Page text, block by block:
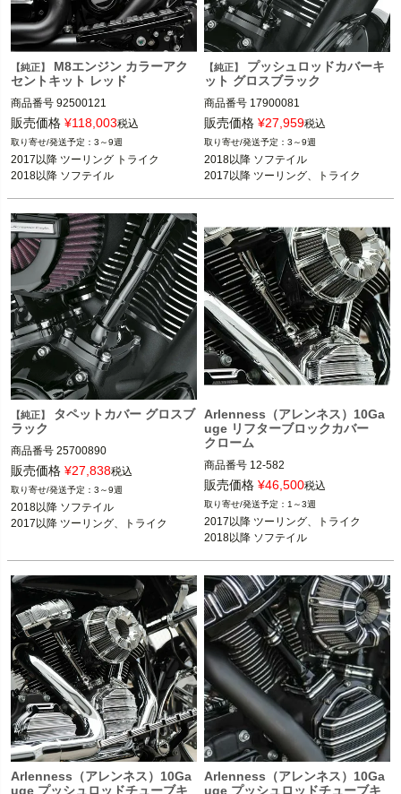
【純正】
M8エンジン カラーアク
セントキット レッド
商品番号 92500121
2017以降 ツーリング トライク
2018以降 ソフテイル
Harley Davidson（ハーレー ダビッド
ソン）
販売価格 ¥118,003税込
3～9週
2017以降 ツーリング トライク
2018以降 ソフテイル
【純正】
プッシュロッドカバーキ
ット グロスブラック
商品番号 17900081
2018以降 ソフテイル
2017以降 ツーリング、トライク
Harley Davidson（ハーレー ダビッド
ソン）
販売価格 ¥27,959税込
3～9週
2018以降 ソフテイル
【純正】
タペットカバー グロスブ
ラック
商品番号 25700890
2018以降 ソフテイル
2017以降 ツーリング、トライク
Harley Davidson（ハーレー ダビッド
販売価格 ¥27,838税込
3～9週
2018以降 ソフテイル
Arlenness（アレンネス）10Ga
uge リフターブロックカバー
クローム
商品番号 12-582
D型番：0940-1660
2017以降 ツーリング、トライク
2018以降 ソフテイル
ARLEN NESS（アレンネス）
販売価格 ¥46,500税込
1～3週
2017以降 ツーリング、トライク
2018以降 ソフテイル
Arlenness（アレンネス）10Ga
uge プッシュロッドチューブキ
Arlenness（アレンネス）10Ga
uge プッシュロッドチューブキ